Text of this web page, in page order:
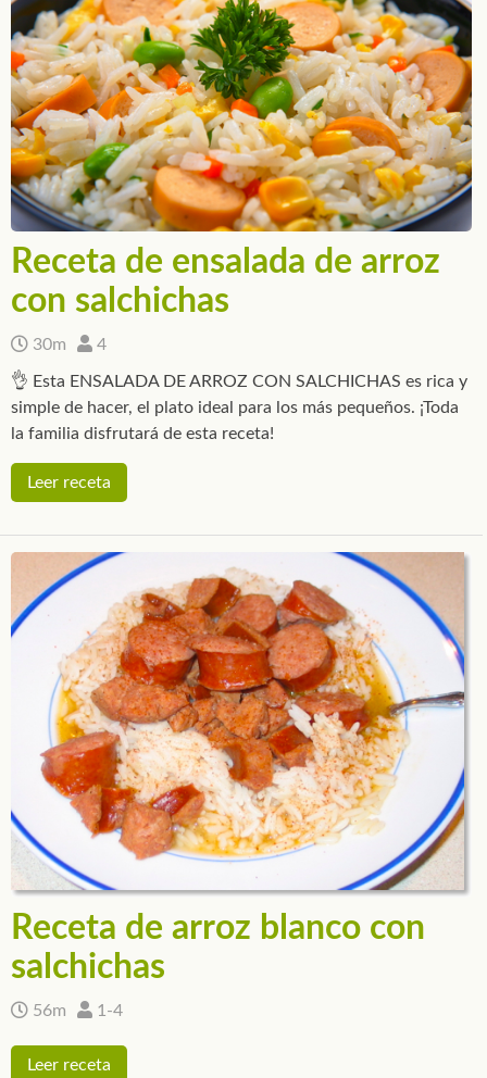
Receta de ensalada de arroz
con salchichas
30m 4
👌 Esta ENSALADA DE ARROZ CON SALCHICHAS es rica y
simple de hacer, el plato ideal para los más pequeños. ¡Toda
la familia disfrutará de esta receta!
Leer receta
Receta de arroz blanco con
salchichas
56m 1-4
Leer receta